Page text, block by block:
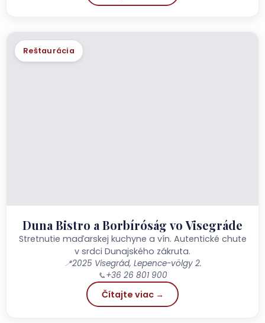
Reštaurácia
Duna Bistro a Borbíróság vo Visegráde
Stretnutie maďarskej kuchyne a vín. Autentické chute
v srdci Dunajského zákruta.
📍2025 Visegrád, Lepence-völgy 2.
📞+36 26 801 900
Čítajte viac →